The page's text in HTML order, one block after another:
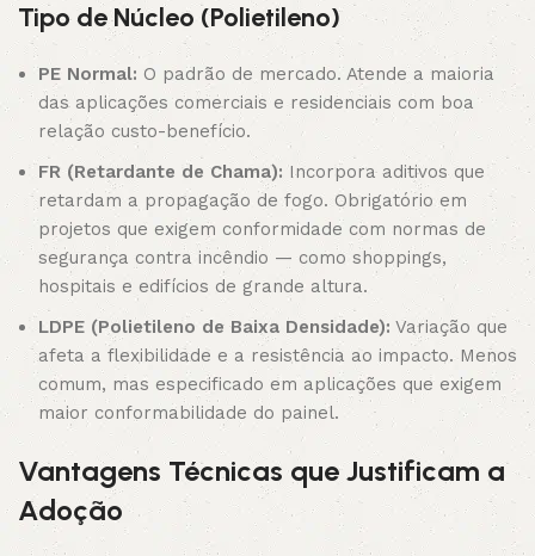
Tipo de Núcleo (Polietileno)
PE Normal: O padrão de mercado. Atende a maioria
das aplicações comerciais e residenciais com boa
relação custo-benefício.
FR (Retardante de Chama): Incorpora aditivos que
retardam a propagação de fogo. Obrigatório em
projetos que exigem conformidade com normas de
segurança contra incêndio — como shoppings,
hospitais e edifícios de grande altura.
LDPE (Polietileno de Baixa Densidade): Variação que
afeta a flexibilidade e a resistência ao impacto. Menos
comum, mas especificado em aplicações que exigem
maior conformabilidade do painel.
Vantagens Técnicas que Justificam a
Adoção